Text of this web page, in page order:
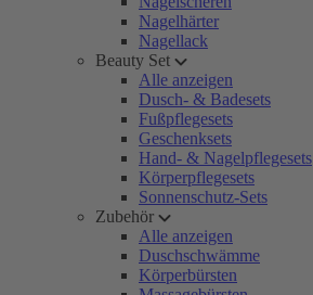
Nagelhärter
Nagellack
Beauty Set
Alle anzeigen
Dusch- & Badesets
Fußpflegesets
Geschenksets
Hand- & Nagelpflegesets
Körperpflegesets
Sonnenschutz-Sets
Zubehör
Alle anzeigen
Duschschwämme
Körperbürsten